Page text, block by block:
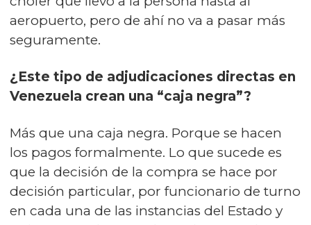
aeropuerto, pero de ahí no va a pasar más
seguramente.
¿Este tipo de adjudicaciones directas en
Venezuela crean una “caja negra”?
Más que una caja negra. Porque se hacen
los pagos formalmente. Lo que sucede es
que la decisión de la compra se hace por
decisión particular, por funcionario de turno
en cada una de las instancias del Estado y